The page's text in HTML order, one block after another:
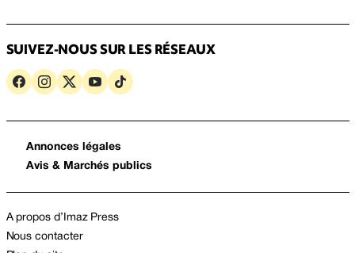
SUIVEZ-NOUS SUR LES RÉSEAUX
Annonces légales
Avis & Marchés publics
A propos d’Imaz Press
Nous contacter